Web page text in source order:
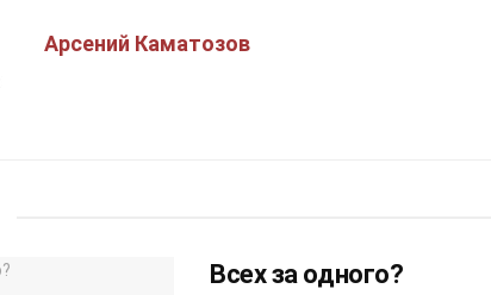
Арсений Каматозов
Всех за одного?